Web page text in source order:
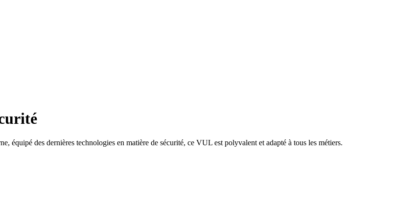
équipé des dernières technologies en matière de sécurité, ce VUL est polyvalent et adapté à tous les métiers.